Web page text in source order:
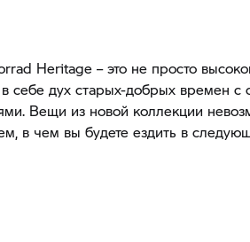
Heritage – это не просто
в себе дух старых-добрых времен с
Вещи из новой коллекции
в чем вы будете ездить в